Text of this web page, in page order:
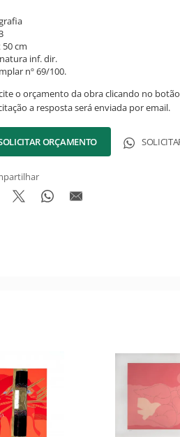
50 cm
inf. dir.
nº 69/100.
o orçamento da obra clicando no
a resposta será enviada por email.
ORÇAMENTO